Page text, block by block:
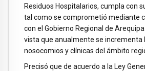
Residuos Hospitalarios, cumpla con
tal como se comprometió mediante
con el Gobierno Regional de
vista que anualmente se incrementa
nosocomios y clínicas del ámbito
Precisó que de acuerdo a la Ley